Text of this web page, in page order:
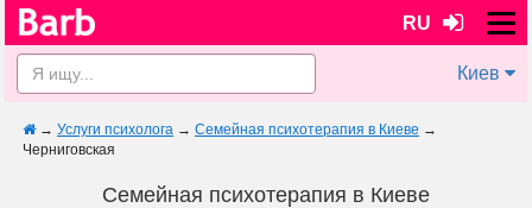
RU
Киев
→ Услуги психолога → Семейная психотерапия в Киеве →
Черниговская
Семейная психотерапия в Киеве